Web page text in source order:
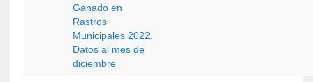
Ganado en
Rastros
Municipales 2022,
Datos al mes de
diciembre